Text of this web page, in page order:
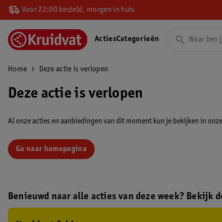
Voor 22:00 besteld, morgen in huis
ActiesCategorieën
Home Deze actie is verlopen
Deze actie is verlopen
Al onze acties en aanbiedingen van dit moment kun je bekijken in
Ga naar homepagina
Benieuwd naar alle acties van deze week? Bekijk